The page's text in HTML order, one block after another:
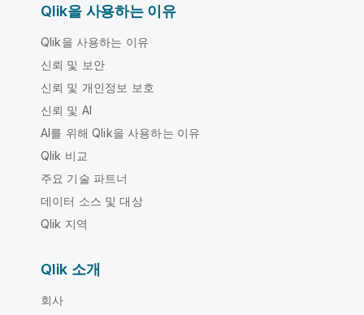
Qlik을 사용하는 이유
Qlik을 사용하는 이유
신뢰 및 보안
신뢰 및 개인정보 보호
신뢰 및 AI
AI를 위해 Qlik을 사용하는 이유
Qlik 비교
주요 기술 파트너
데이터 소스 및 대상
Qlik 지역
Qlik 소개
회사